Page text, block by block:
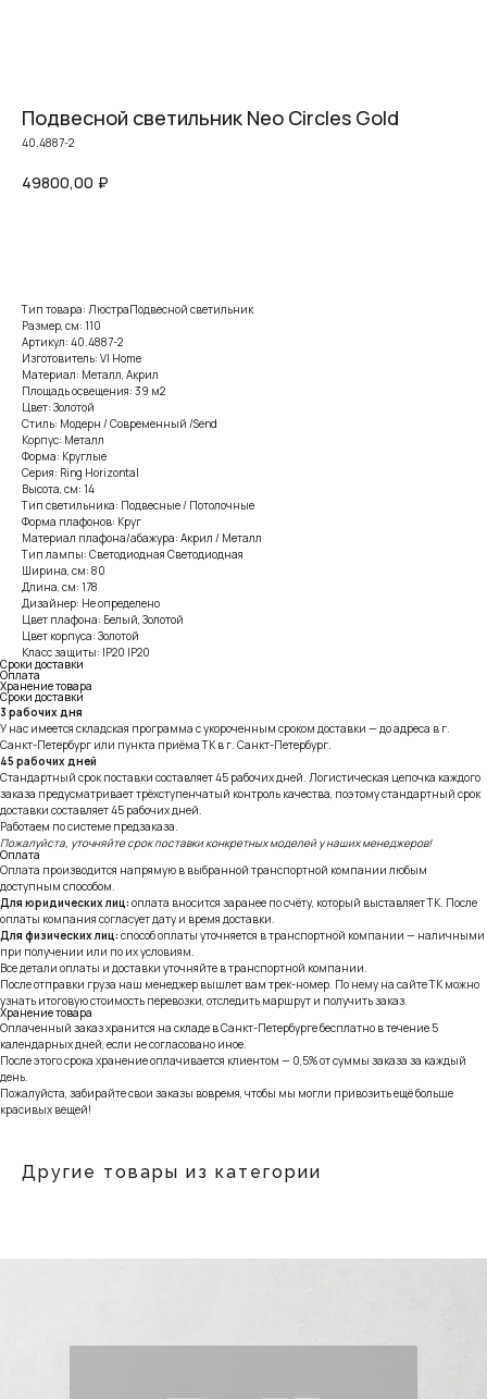
Подвесной светильник Neo Circles Gold
40.4887-2
49800,00 ₽
Тип товара: ЛюстраПодвесной светильник
Размер, см: 110
Артикул: 40.4887-2
Изготовитель: VI Home
Материал: Металл, Акрил
Площадь освещения: 39 м2
Цвет: Золотой
Стиль: Модерн / Современный /Send
Корпус: Металл
Форма: Круглые
Серия: Ring Horizontal
Высота, см: 14
Тип светильника: Подвесные / Потолочные
Форма плафонов: Круг
Материал плафона/абажура: Акрил / Металл
Тип лампы: Светодиодная Светодиодная
Ширина, см: 80
Длина, см: 178
Дизайнер: Не определено
Цвет плафона: Белый, Золотой
Цвет корпуса: Золотой
Класс защиты: IP20 IP20
Сроки доставки
Оплата
Хранение товара
Сроки доставки
3 рабочих дня
У нас имеется складская программа с укороченным сроком доставки — до адреса в г.
Санкт-Петербург или пункта приёма ТК в г. Санкт-Петербург.
45 рабочих дней
Стандартный срок поставки составляет 45 рабочих дней. Логистическая цепочка каждого
заказа предусматривает трёхступенчатый контроль качества, поэтому стандартный срок
доставки составляет 45 рабочих дней.
Работаем по системе предзаказа.
Пожалуйста, уточняйте срок поставки конкретных моделей у наших менеджеров!
Оплата
Оплата производится напрямую в выбранной транспортной компании любым
доступным способом.
Для юридических лиц: оплата вносится заранее по счёту, который выставляет ТК. После
оплаты компания согласует дату и время доставки.
Для физических лиц: способ оплаты уточняется в транспортной компании — наличными
при получении или по их условиям.
Все детали оплаты и доставки уточняйте в транспортной компании.
После отправки груза наш менеджер вышлет вам трек-номер. По нему на сайте ТК можно
узнать итоговую стоимость перевозки, отследить маршрут и получить заказ.
Хранение товара
Оплаченный заказ хранится на складе в Санкт-Петербурге бесплатно в течение 5
календарных дней, если не согласовано иное.
После этого срока хранение оплачивается клиентом — 0,5% от суммы заказа за каждый
день.
Пожалуйста, забирайте свои заказы вовремя, чтобы мы могли привозить ещё больше
красивых вещей!
Другие товары из категории